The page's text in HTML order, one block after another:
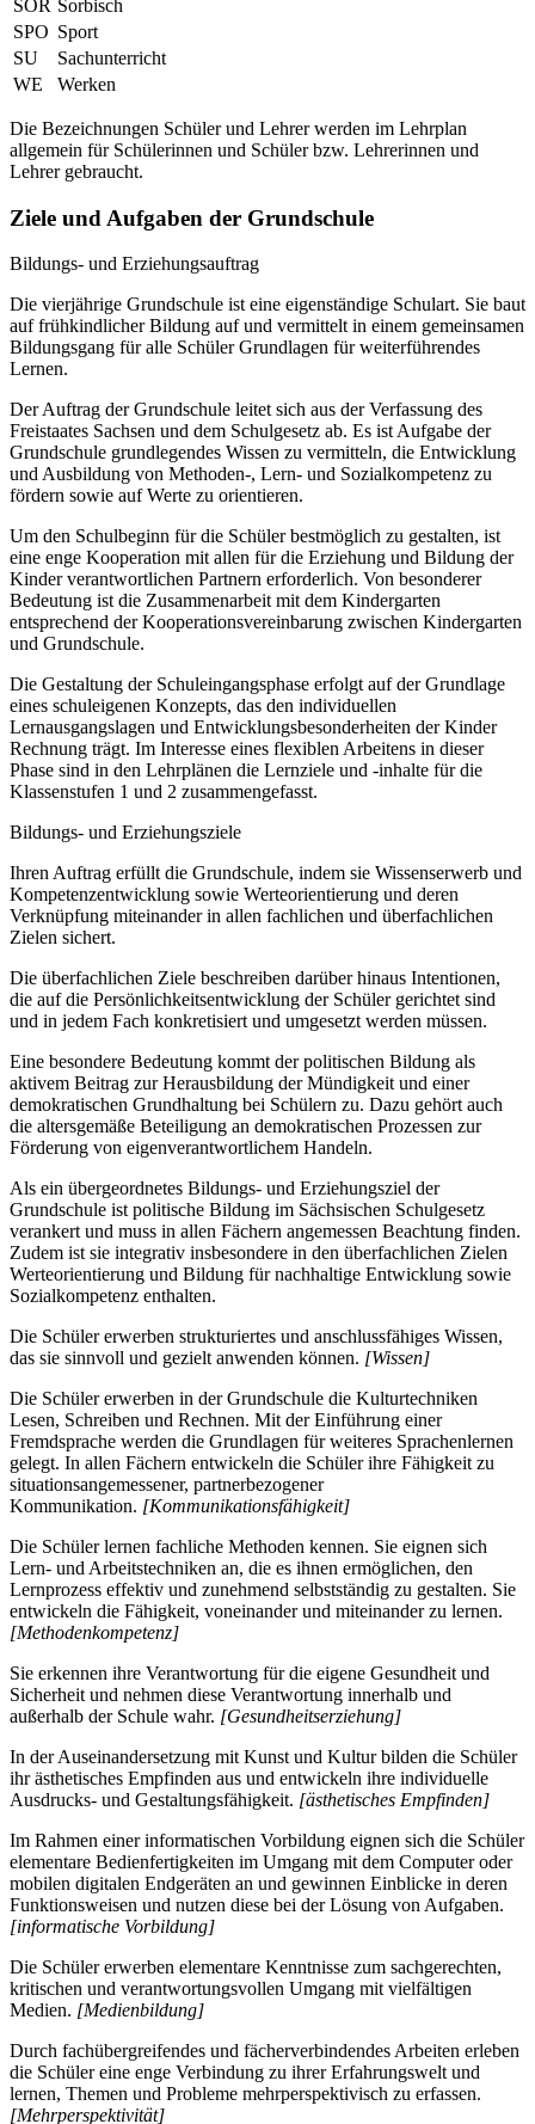
SOR Sorbisch
SPO Sport
SU
Sachunterricht
WE
Werken
Die Bezeichnungen Schüler und Lehrer werden im Lehrplan
allgemein für Schülerinnen und Schüler bzw. Lehrerinnen und
Lehrer gebraucht.
Ziele und Aufgaben der Grundschule
Bildungs- und Erziehungsauftrag
Die vierjährige Grundschule ist eine eigenständige Schulart. Sie baut
auf frühkindlicher Bildung auf und vermittelt in einem gemeinsamen
Bildungsgang für alle Schüler Grundlagen für weiterführendes
Lernen.
Der Auftrag der Grundschule leitet sich aus der Verfassung des
Freistaates Sachsen und dem Schulgesetz ab. Es ist Aufgabe der
Grundschule grundlegendes Wissen zu vermitteln, die Entwicklung
und Ausbildung von Methoden-, Lern- und Sozialkompetenz zu
fördern sowie auf Werte zu orientieren.
Um den Schulbeginn für die Schüler bestmöglich zu gestalten, ist
eine enge Kooperation mit allen für die Erziehung und Bildung der
Kinder verantwortlichen Partnern erforderlich. Von besonderer
Bedeutung ist die Zusammenarbeit mit dem Kindergarten
entsprechend der Kooperationsvereinbarung zwischen Kindergarten
und Grundschule.
Die Gestaltung der Schuleingangsphase erfolgt auf der Grundlage
eines schuleigenen Konzepts, das den individuellen
Lernausgangslagen und Entwicklungsbesonderheiten der Kinder
Rechnung trägt. Im Interesse eines flexiblen Arbeitens in dieser
Phase sind in den Lehrplänen die Lernziele und -inhalte für die
Klassenstufen 1 und 2 zusammengefasst.
Bildungs- und Erziehungsziele
Ihren Auftrag erfüllt die Grundschule, indem sie Wissenserwerb und
Kompetenzentwicklung sowie Werteorientierung und deren
Verknüpfung miteinander in allen fachlichen und überfachlichen
Zielen sichert.
Die überfachlichen Ziele beschreiben darüber hinaus Intentionen,
die auf die Persönlichkeitsentwicklung der Schüler gerichtet sind
und in jedem Fach konkretisiert und umgesetzt werden müssen.
Eine besondere Bedeutung kommt der politischen Bildung als
aktivem Beitrag zur Herausbildung der Mündigkeit und einer
demokratischen Grundhaltung bei Schülern zu. Dazu gehört auch
die altersgemäße Beteiligung an demokratischen Prozessen zur
Förderung von eigenverantwortlichem Handeln.
Als ein übergeordnetes Bildungs- und Erziehungsziel der
Grundschule ist politische Bildung im Sächsischen Schulgesetz
verankert und muss in allen Fächern angemessen Beachtung finden.
Zudem ist sie integrativ insbesondere in den überfachlichen Zielen
Werteorientierung und Bildung für nachhaltige Entwicklung sowie
Sozialkompetenz enthalten.
Die Schüler erwerben strukturiertes und anschlussfähiges Wissen,
das sie sinnvoll und gezielt anwenden können. [Wissen]
Die Schüler erwerben in der Grundschule die Kulturtechniken
Lesen, Schreiben und Rechnen. Mit der Einführung einer
Fremdsprache werden die Grundlagen für weiteres Sprachenlernen
gelegt. In allen Fächern entwickeln die Schüler ihre Fähigkeit zu
situationsangemessener, partnerbezogener
Kommunikation. [Kommunikationsfähigkeit]
Die Schüler lernen fachliche Methoden kennen. Sie eignen sich
Lern- und Arbeitstechniken an, die es ihnen ermöglichen, den
Lernprozess effektiv und zunehmend selbstständig zu gestalten. Sie
entwickeln die Fähigkeit, voneinander und miteinander zu lernen.
[Methodenkompetenz]
Sie erkennen ihre Verantwortung für die eigene Gesundheit und
Sicherheit und nehmen diese Verantwortung innerhalb und
außerhalb der Schule wahr. [Gesundheitserziehung]
In der Auseinandersetzung mit Kunst und Kultur bilden die Schüler
ihr ästhetisches Empfinden aus und entwickeln ihre individuelle
Ausdrucks- und Gestaltungsfähigkeit. [ästhetisches Empfinden]
Im Rahmen einer informatischen Vorbildung eignen sich die Schüler
elementare Bedienfertigkeiten im Umgang mit dem Computer oder
mobilen digitalen Endgeräten an und gewinnen Einblicke in deren
Funktionsweisen und nutzen diese bei der Lösung von Aufgaben.
[informatische Vorbildung]
Die Schüler erwerben elementare Kenntnisse zum sachgerechten,
kritischen und verantwortungsvollen Umgang mit vielfältigen
Medien. [Medienbildung]
Durch fachübergreifendes und fächerverbindendes Arbeiten erleben
die Schüler eine enge Verbindung zu ihrer Erfahrungswelt und
lernen, Themen und Probleme mehrperspektivisch zu erfassen.
[Mehrperspektivität]